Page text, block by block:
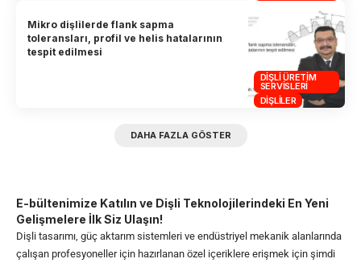
DIŞLI ÜRETIM
SERVISLERI
DIŞLILER
Mikro dişlilerde flank sapma
toleransları, profil ve helis hatalarının
tespit edilmesi
DAHA FAZLA GÖSTER
E-bültenimize Katılın ve Dişli Teknolojilerindeki En Yeni
Gelişmelere İlk Siz Ulaşın!
Dişli tasarımı, güç aktarım sistemleri ve endüstriyel mekanik alanlarında
çalışan profesyoneller için hazırlanan özel içeriklere erişmek için şimdi